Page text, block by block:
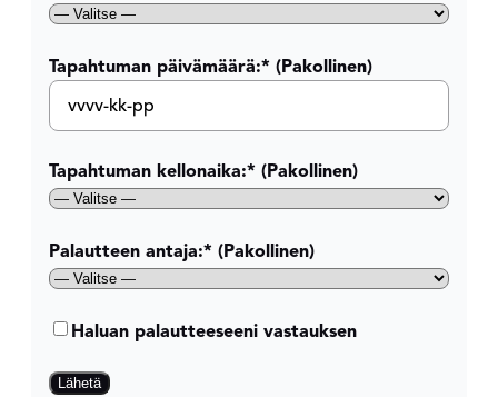
Tapahtuman päivämäärä:* (Pakollinen)
VVVV
KK
dash
Tapahtuman kellonaika:* (Pakollinen)
Palautteen antaja:* (Pakollinen)
Haluan
vastauksen:
Haluan palautteeseeni vastauksen